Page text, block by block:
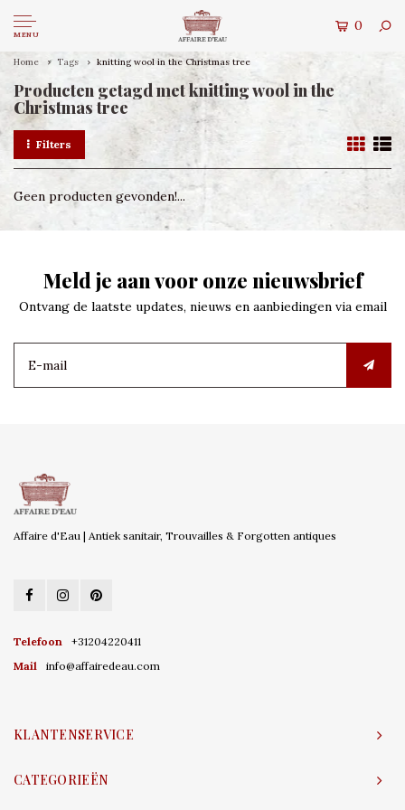
MENU
0
Home Tags knitting wool in the Christmas tree
Producten getagd met knitting wool in the
Christmas tree
Filters
Geen producten gevonden!...
Meld je aan voor onze nieuwsbrief
Ontvang de laatste updates, nieuws en aanbiedingen via email
Affaire d'Eau | Antiek sanitair, Trouvailles & Forgotten antiques
Telefoon
+31204220411
Mail
info@affairedeau.com
KLANTENSERVICE
CATEGORIEËN